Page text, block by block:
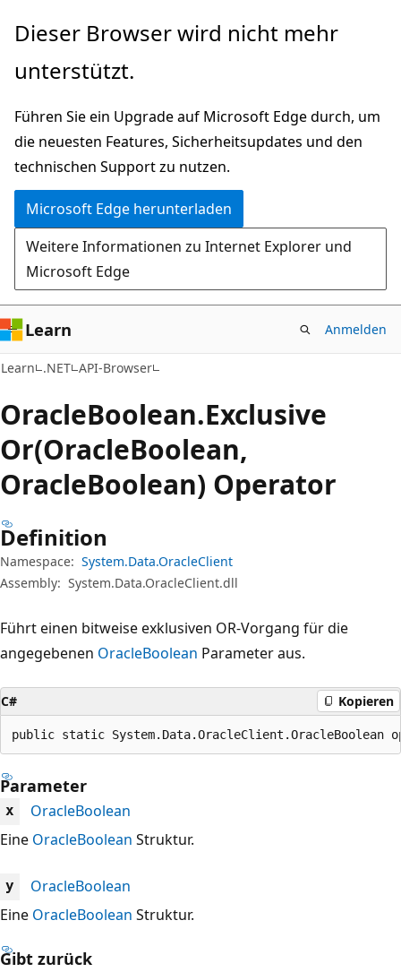
Zu
wechseln
Zur
springen
Dieser Browser wird nicht mehr
unterstützt.
Führen Sie ein Upgrade auf Microsoft Edge durch, um
die neuesten Features, Sicherheitsupdates und den
technischen Support zu nutzen.
Microsoft Edge herunterladen
Weitere Informationen zu Internet Explorer und
Microsoft Edge
Learn Anmelden
Learn .NET API-Browser
OracleBoolean.Exclusive
Or(OracleBoolean,
OracleBoolean) Operator
Definition
Namespace: System.Data.OracleClient
Assembly: System.Data.OracleClient.dll
Führt einen bitweise exklusiven OR-Vorgang für die
angegebenen OracleBoolean Parameter aus.
C# Kopieren
public static System.Data.OracleClient.OracleBoolean
Parameter
x
OracleBoolean
Eine OracleBoolean Struktur.
y
OracleBoolean
Eine OracleBoolean Struktur.
Gibt zurück